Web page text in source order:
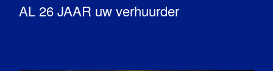
AL 26 JAAR uw verhuurder